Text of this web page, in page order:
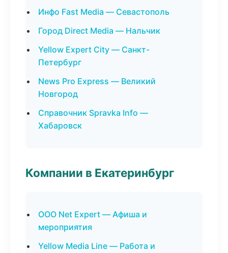
Инфо Fast Media — Севастополь
Город Direct Media — Нальчик
Yellow Expert City — Санкт-
Петербург
News Pro Express — Великий
Новгород
Справочник Spravka Info —
Хабаровск
Компании в Екатеринбург
ООО Net Expert — Афиша и
мероприятия
Yellow Media Line — Работа и